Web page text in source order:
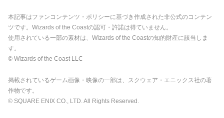
本記事はファンコンテンツ・ポリシーに基づき作成された非公式のコンテン
ツです。Wizards of the Coastの認可・許諾は得ていません。
使用されている一部の素材は、Wizards of the Coastの知的財産に該当しま
す。
© Wizards of the Coast LLC
掲載されているゲーム画像・映像の一部は、スクウェア・エニックス社の著
作物です。
© SQUARE ENIX CO., LTD. All Rights Reserved.